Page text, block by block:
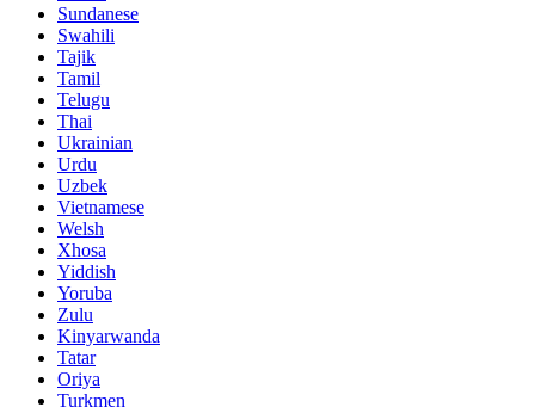
Sundanese
Swahili
Tajik
Tamil
Telugu
Thai
Ukrainian
Urdu
Uzbek
Vietnamese
Welsh
Xhosa
Yiddish
Yoruba
Zulu
Kinyarwanda
Tatar
Oriya
Turkmen